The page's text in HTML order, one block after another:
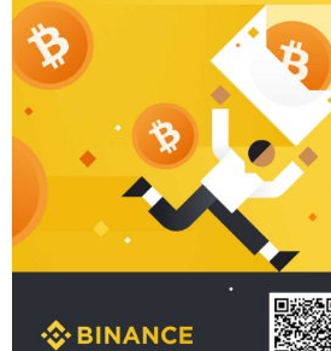
khuẩn và nấm mốc trong điều kiện
thời tiết nóng ẩm. Bạn có thể tìm
thêm các nghiên cứu khoa học về
động của giấc ngủ và môi trường
phòng ngủ đối với sức khỏe con
người tại Sleep Foundation
Link) để có cái nhìn toàn diện hơn.
2. Các tiêu chí vàng khi lựa chọn
chăn ga gối đệm cao cấp cho phòng
ngủ
Để sở hữu một bộ chăn ga gối
cao cấp hoàn hảo cả về thẩm mỹ
công năng, người tiêu dùng cần
nhắc kỹ lưỡng các tiêu chí quan